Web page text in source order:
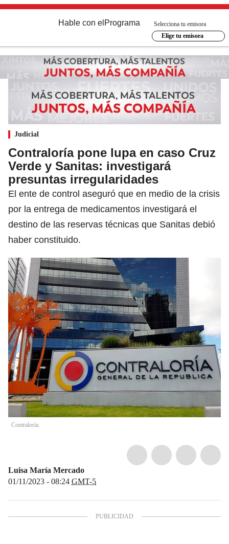
Hable con el Programa
Selecciona tu emisora
Elige tu emisora
Judicial
Contraloría pone lupa en caso Cruz
Verde y Sanitas: investigará
presuntas irregularidades
El ente de control aseguró que en medio de la crisis
por la entrega de medicamentos investigará el
destino de las reservas técnicas que Sanitas debió
haber constituido.
Contraloría.
Luisa María Mercado
01/11/2023 - 08:24 GMT-5